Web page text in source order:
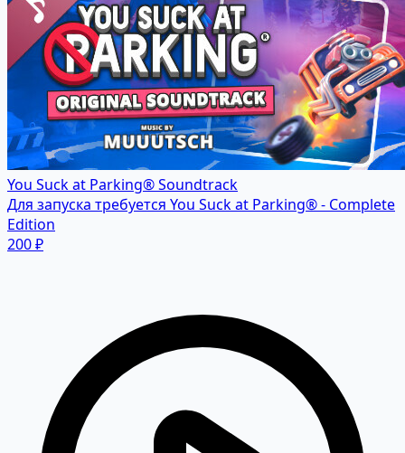
You Suck at Parking® Soundtrack
Для запуска требуется You Suck at Parking® - Complete
Edition
200 ₽